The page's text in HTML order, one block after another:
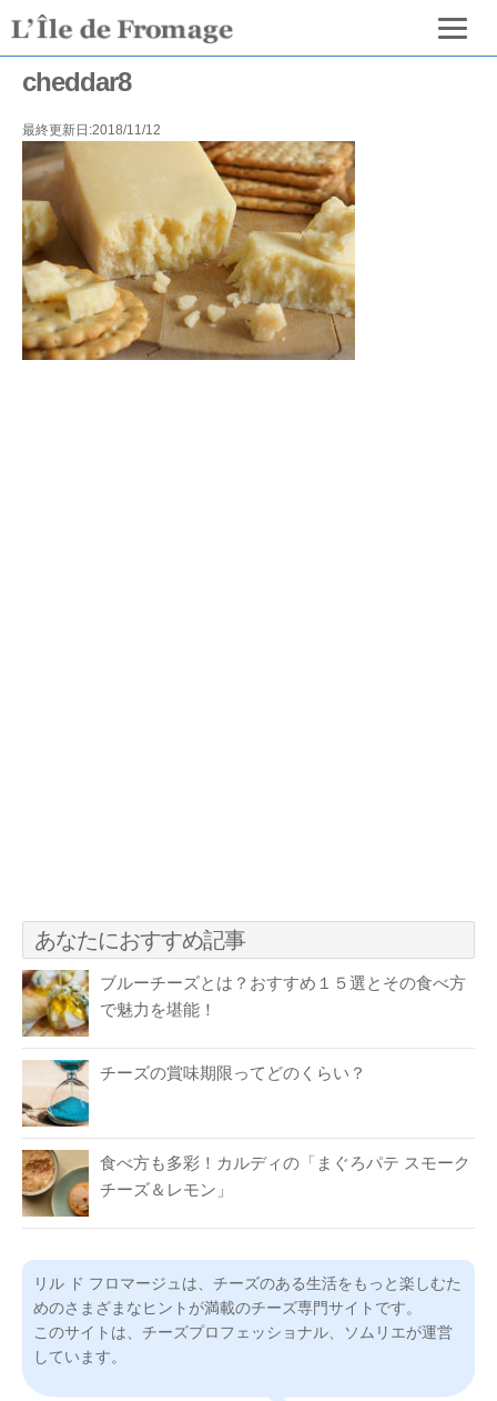
cheddar8
最終更新日:2018/11/12
あなたにおすすめ記事
ブルーチーズとは？おすすめ１５選とその食べ方
で魅力を堪能！
チーズの賞味期限ってどのくらい？
食べ方も多彩！カルディの「まぐろパテ スモーク
チーズ＆レモン」
リル ド フロマージュは、チーズのある生活をもっと楽しむた
めのさまざまなヒントが満載のチーズ専門サイトです。
このサイトは、チーズプロフェッショナル、ソムリエが運営
しています。